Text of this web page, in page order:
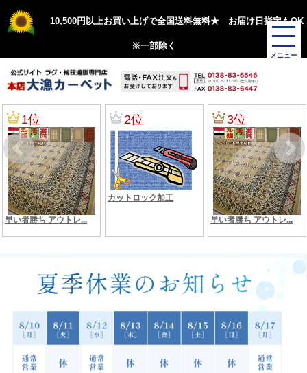
10,500円以上お買い上げで全国送料無料★ お届け日指定もOK
※一部除く